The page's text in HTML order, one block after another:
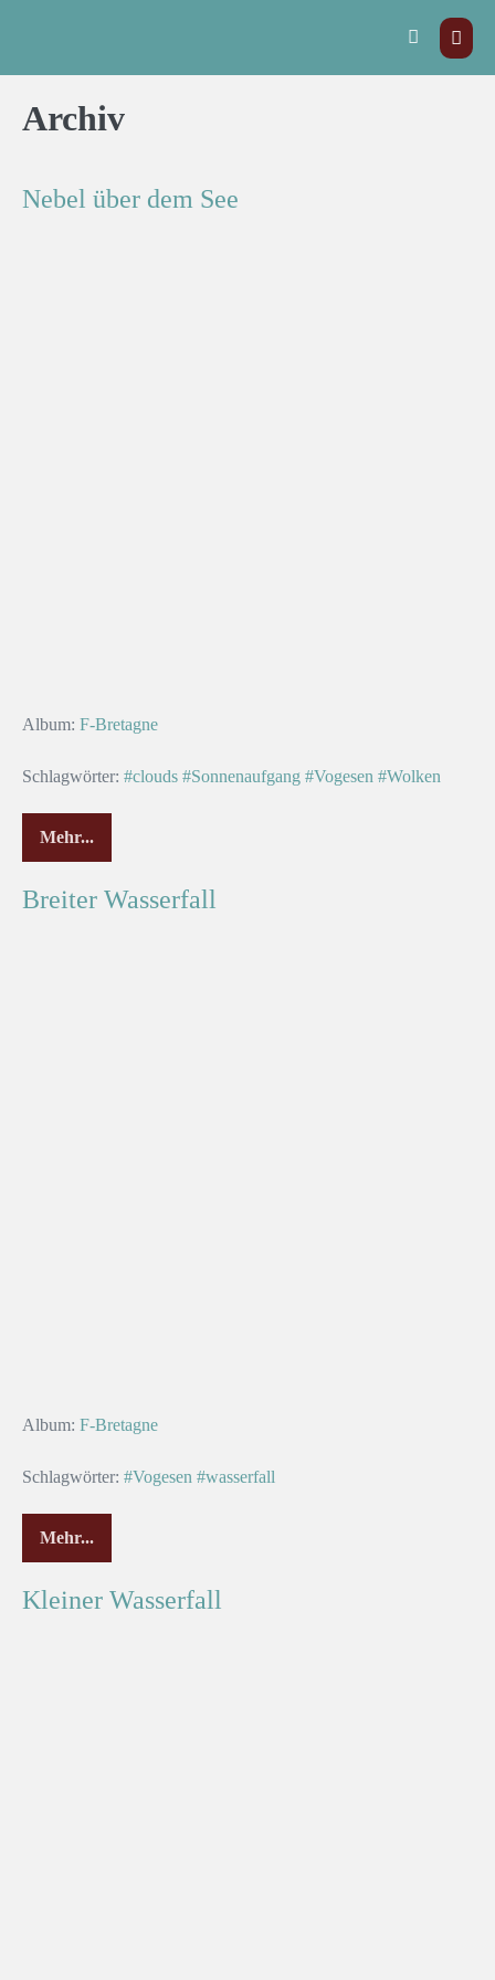
Archiv
Nebel über dem See
Album: F-Bretagne
Schlagwörter: #clouds #Sonnenaufgang #Vogesen #Wolken
Mehr...
Breiter Wasserfall
Album: F-Bretagne
Schlagwörter: #Vogesen #wasserfall
Mehr...
Kleiner Wasserfall